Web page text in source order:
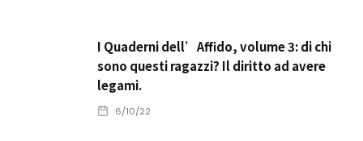
I Quaderni dell’Affido, volume 3: di chi
sono questi ragazzi? Il diritto ad avere
legami.
6/10/22